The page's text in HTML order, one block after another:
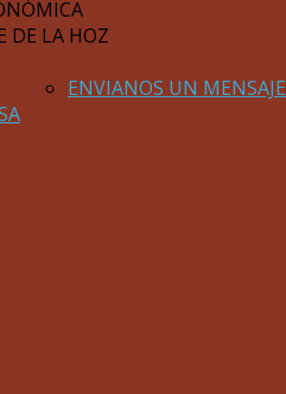
DE LA HOZ
ENVIANOS UN MENSAJE